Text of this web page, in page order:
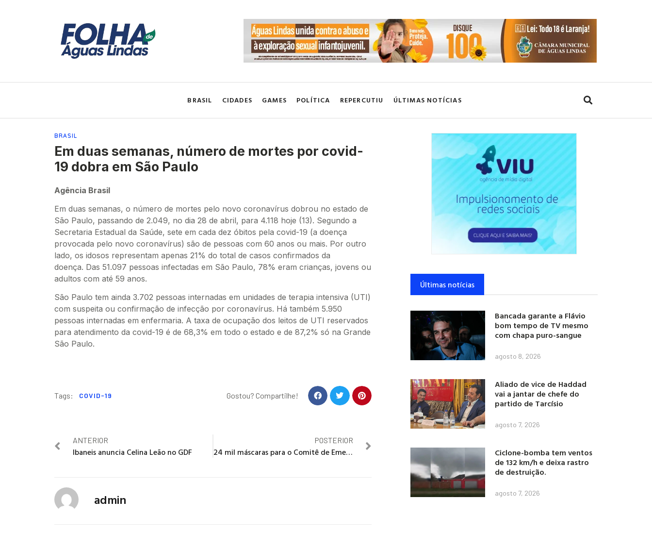
BRASIL CIDADES GAMES POLÍTICA REPERCUTIU ÚLTIMAS NOTÍCIAS
BRASIL
Em duas semanas, número de mortes por covid-
19 dobra em São Paulo
Agência Brasil
Em duas semanas, o número de mortes pelo novo coronavírus dobrou no estado de
São Paulo, passando de 2.049, no dia 28 de abril, para 4.118 hoje (13). Segundo a
Secretaria Estadual da Saúde, sete em cada dez óbitos pela covid-19 (a doença
provocada pelo novo coronavírus) são de pessoas com 60 anos ou mais. Por outro
lado, os idosos representam apenas 21% do total de casos confirmados da
doença. Das 51.097 pessoas infectadas em São Paulo, 78% eram crianças, jovens ou
adultos com até 59 anos.
São Paulo tem ainda 3.702 pessoas internadas em unidades de terapia intensiva (UTI)
com suspeita ou confirmação de infecção por coronavírus. Há também 5.950
pessoas internadas em enfermaria. A taxa de ocupação dos leitos de UTI reservados
para atendimento da covid-19 é de 68,3% em todo o estado e de 87,2% só na Grande
São Paulo.
Tags: COVID-19 Gostou? Compartilhe!
ANTERIOR
Ibaneis anuncia Celina Leão no GDF
POSTERIOR
24 mil máscaras para o Comitê de Emergência Covid-19
admin
Últimas notícias
Bancada garante a Flávio
bom tempo de TV mesmo
com chapa puro-sangue
agosto 8, 2026
Aliado de vice de Haddad
vai a jantar de chefe do
partido de Tarcísio
agosto 7, 2026
Ciclone-bomba tem ventos
de 132 km/h e deixa rastro
de destruição.
agosto 7, 2026